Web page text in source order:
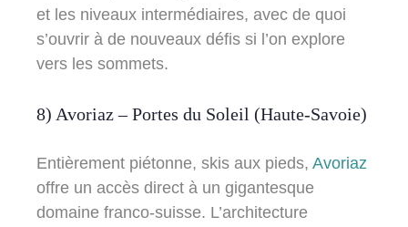
et les niveaux intermédiaires, avec de quoi
s’ouvrir à de nouveaux défis si l’on explore
vers les sommets.
8) Avoriaz – Portes du Soleil (Haute-Savoie)
Entièrement piétonne, skis aux pieds, Avoriaz
offre un accès direct à un gigantesque
domaine franco-suisse. L’architecture